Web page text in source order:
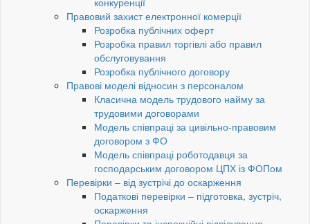
Правовий захист електронної комерції
Розробка публічних оферт
Розробка правил торгівлі або правил
обслуговування
Розробка публічного договору
Правові моделі відносин з персоналом
Класична модель трудового найму за
трудовими договорами
Модель співпраці за цивільно-правовим
договором з ФО
Модель співпраці роботодавця за
господарським договором ЦПХ із ФОПом
Перевірки – від зустрічі до оскарження
Податкові перевірки – підготовка, зустріч,
оскарження